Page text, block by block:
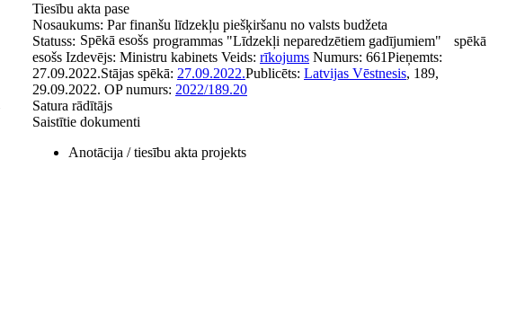
Tiesību akta pase
Nosaukums: Par finanšu līdzekļu piešķiršanu no valsts budžeta
programmas "Līdzekļi neparedzētiem gadījumiem"
Statuss: Spēkā esošs
spēkā
esošs Izdevējs: Ministru kabinets Veids: rīkojums Numurs: 661Pieņemts:
27.09.2022.Stājas spēkā: 27.09.2022.Publicēts: Latvijas Vēstnesis, 189,
29.09.2022. OP numurs: 2022/189.20
Satura rādītājs
Saistītie dokumenti
Anotācija / tiesību akta projekts